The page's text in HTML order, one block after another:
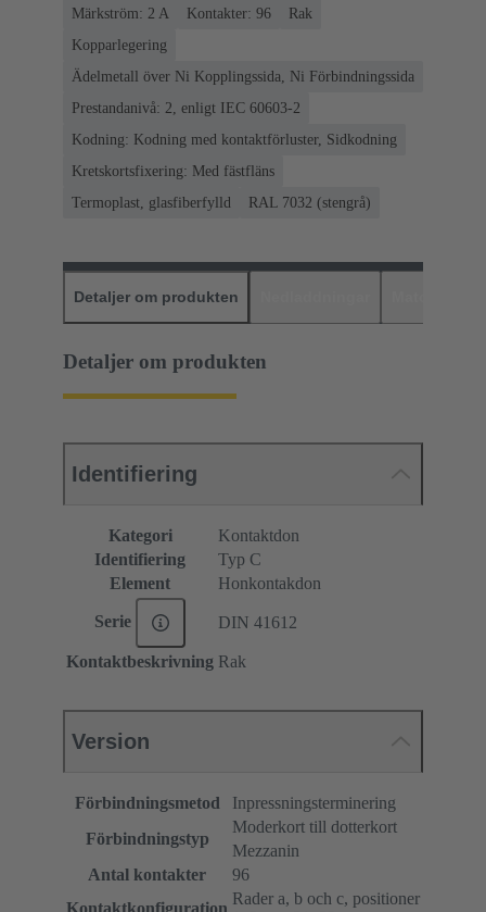
Märkström: ‌2 A
Kontakter: 96
Rak
Kopparlegering
Ädelmetall över Ni Kopplingssida, Ni Förbindningssida
Prestandanivå: 2, enligt IEC 60603-2
Kodning: Kodning med kontaktförluster, Sidkodning
Kretskortsfixering: Med fästfläns
Termoplast, glasfiberfylld
RAL 7032 (stengrå)
Detaljer om produkten
Detaljer om produkten
Identifiering
Kategori
Kontaktdon
Identifiering
Typ C
Element
Honkontakdon
Serie DIN 41612
Kontaktbeskrivning Rak
Version
Förbindningsmetod
Inpressningsterminering
Förbindningstyp
Moderkort till dotterkort
Mezzanin
Antal kontakter
96
Rader a, b och c, positioner